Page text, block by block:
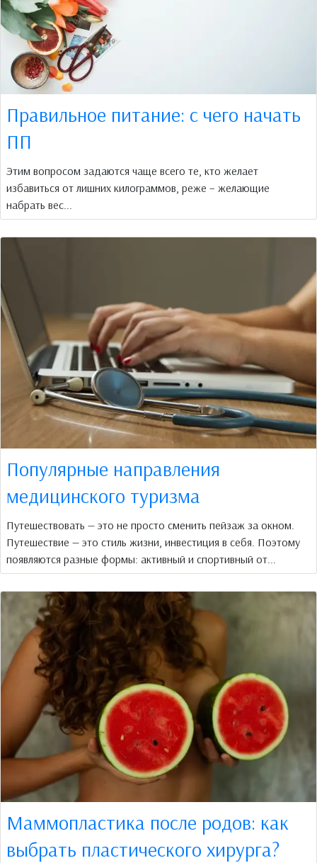
Правильное питание: с чего начать
ПП
Этим вопросом задаются чаще всего те, кто желает
избавиться от лишних килограммов, реже – желающие
набрать вес...
Популярные направления
медицинского туризма
Путешествовать — это не просто сменить пейзаж за окном.
Путешествие — это стиль жизни, инвестиция в себя. Поэтому
появляются разные формы: активный и спортивный от...
Маммопластика после родов: как
выбрать пластического хирурга?